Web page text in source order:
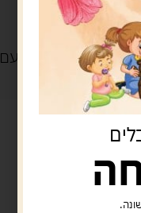
משלוח עם